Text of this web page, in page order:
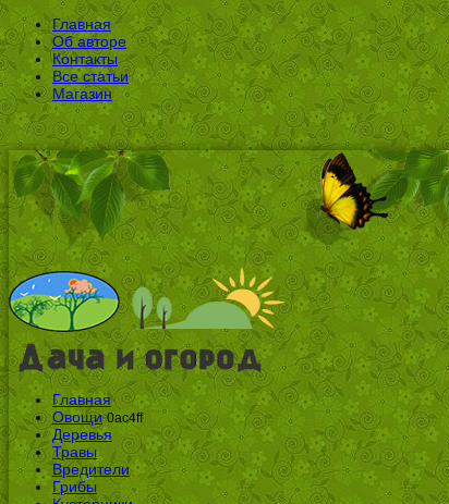
Главная
Об авторе
Контакты
Все статьи
Магазин
Главная
Овощи 0ac4ff
Деревья
Травы
Вредители
Грибы